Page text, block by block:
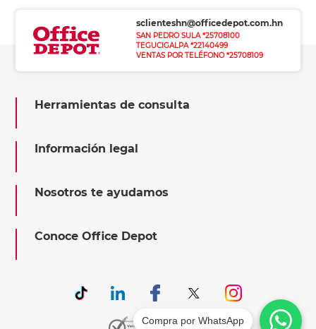
sclienteshn@officedepot.com.hn
SAN PEDRO SULA *25708100
TEGUCIGALPA *22140499
VENTAS POR TELÉFONO *25708109
Herramientas de consulta
Información legal
Nosotros te ayudamos
Conoce Office Depot
Compra por WhatsApp